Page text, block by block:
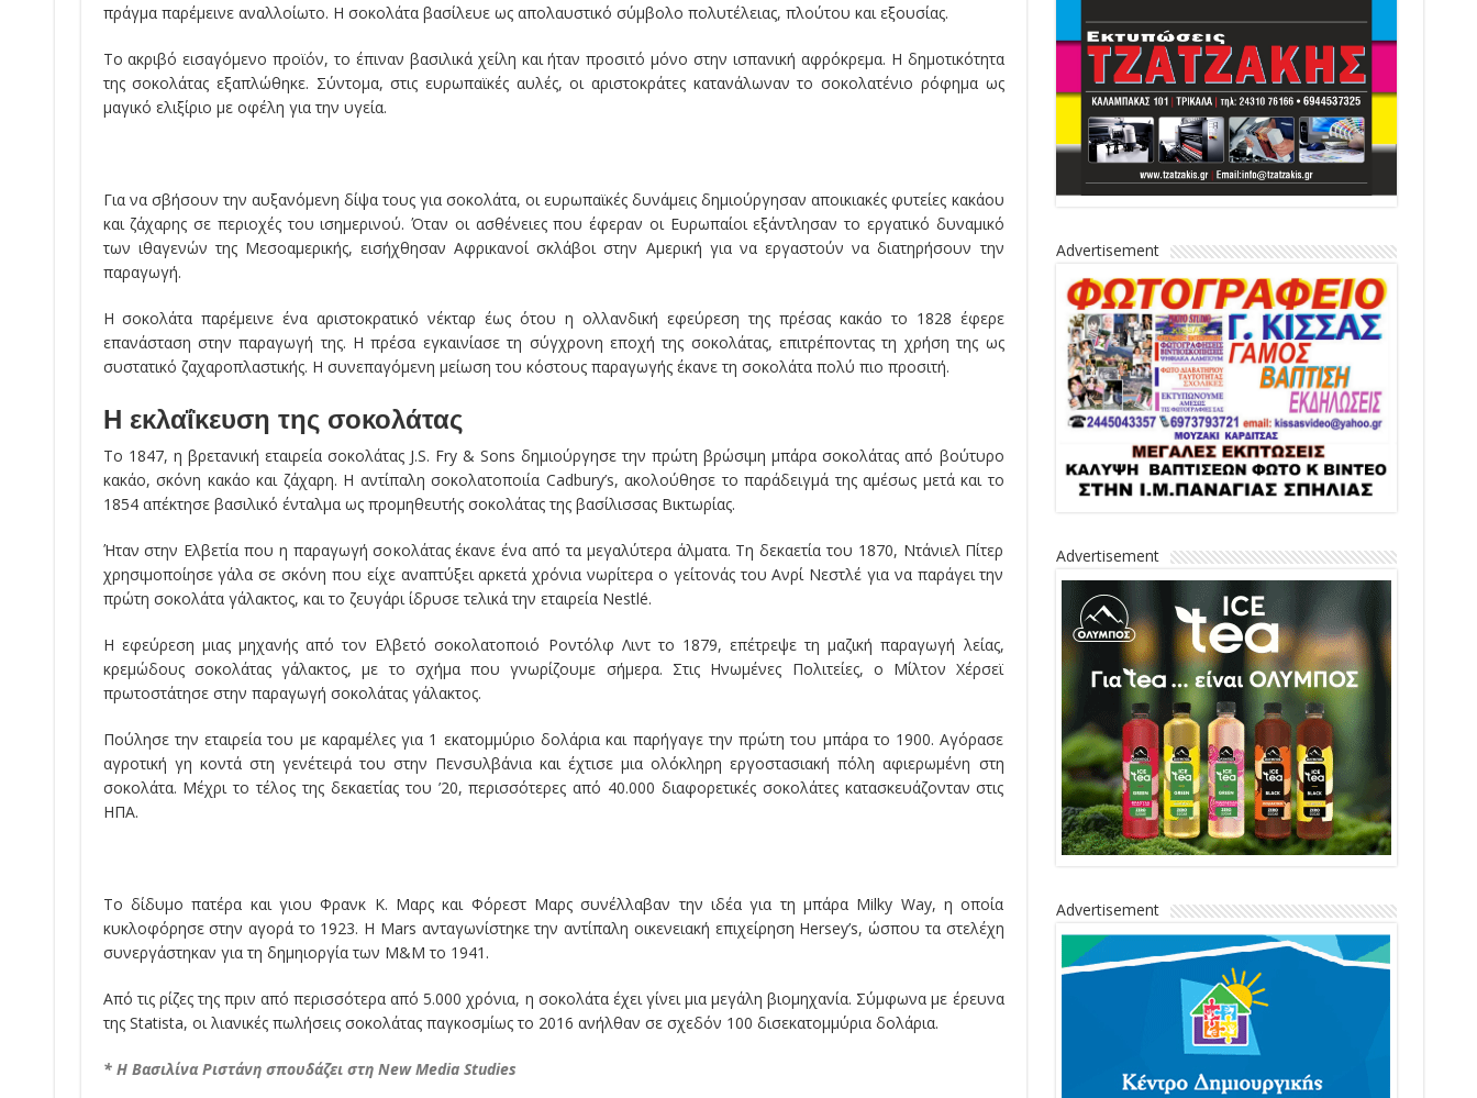
πράγμα παρέμεινε αναλλοίωτο. Η σοκολάτα βασίλευε ως απολαυστικό σύμβολο πολυτέλειας, πλούτου και εξουσίας.
Το ακριβό εισαγόμενο προϊόν, το έπιναν βασιλικά χείλη και ήταν προσιτό μόνο στην ισπανική αφρόκρεμα. Η δημοτικότητα
της σοκολάτας εξαπλώθηκε. Σύντομα, στις ευρωπαϊκές αυλές, οι αριστοκράτες κατανάλωναν το σοκολατένιο ρόφημα ως
μαγικό ελιξίριο με οφέλη για την υγεία.
Για να σβήσουν την αυξανόμενη δίψα τους για σοκολάτα, οι ευρωπαϊκές δυνάμεις δημιούργησαν αποικιακές φυτείες κακάου
και ζάχαρης σε περιοχές του ισημερινού. Όταν οι ασθένειες που έφεραν οι Ευρωπαίοι εξάντλησαν το εργατικό δυναμικό
των ιθαγενών της Μεσοαμερικής, εισήχθησαν Αφρικανοί σκλάβοι στην Αμερική για να εργαστούν να διατηρήσουν την
παραγωγή.
Η σοκολάτα παρέμεινε ένα αριστοκρατικό νέκταρ έως ότου η ολλανδική εφεύρεση της πρέσας κακάο το 1828 έφερε
επανάσταση στην παραγωγή της. Η πρέσα εγκαινίασε τη σύγχρονη εποχή της σοκολάτας, επιτρέποντας τη χρήση της ως
συστατικό ζαχαροπλαστικής. Η συνεπαγόμενη μείωση του κόστους παραγωγής έκανε τη σοκολάτα πολύ πιο προσιτή.
Η εκλαΐκευση της σοκολάτας
Το 1847, η βρετανική εταιρεία σοκολάτας J.S. Fry & Sons δημιούργησε την πρώτη βρώσιμη μπάρα σοκολάτας από βούτυρο
κακάο, σκόνη κακάο και ζάχαρη. Η αντίπαλη σοκολατοποιία Cadbury’s, ακολούθησε το παράδειγμά της αμέσως μετά και το
1854 απέκτησε βασιλικό ένταλμα ως προμηθευτής σοκολάτας της βασίλισσας Βικτωρίας.
Ήταν στην Ελβετία που η παραγωγή σοκολάτας έκανε ένα από τα μεγαλύτερα άλματα. Τη δεκαετία του 1870, Ντάνιελ Πίτερ
χρησιμοποίησε γάλα σε σκόνη που είχε αναπτύξει αρκετά χρόνια νωρίτερα ο γείτονάς του Ανρί Νεστλέ για να παράγει την
πρώτη σοκολάτα γάλακτος, και το ζευγάρι ίδρυσε τελικά την εταιρεία Nestlé.
Η εφεύρεση μιας μηχανής από τον Ελβετό σοκολατοποιό Ροντόλφ Λιντ το 1879, επέτρεψε τη μαζική παραγωγή λείας,
κρεμώδους σοκολάτας γάλακτος, με το σχήμα που γνωρίζουμε σήμερα. Στις Ηνωμένες Πολιτείες, ο Μίλτον Χέρσεϊ
πρωτοστάτησε στην παραγωγή σοκολάτας γάλακτος.
Πούλησε την εταιρεία του με καραμέλες για 1 εκατομμύριο δολάρια και παρήγαγε την πρώτη του μπάρα το 1900. Αγόρασε
αγροτική γη κοντά στη γενέτειρά του στην Πενσυλβάνια και έχτισε μια ολόκληρη εργοστασιακή πόλη αφιερωμένη στη
σοκολάτα. Μέχρι το τέλος της δεκαετίας του ’20, περισσότερες από 40.000 διαφορετικές σοκολάτες κατασκευάζονταν στις
ΗΠΑ.
Το δίδυμο πατέρα και γιου Φρανκ Κ. Μαρς και Φόρεστ Μαρς συνέλλαβαν την ιδέα για τη μπάρα Milky Way, η οποία
κυκλοφόρησε στην αγορά το 1923. Η Mars ανταγωνίστηκε την αντίπαλη οικενειακή επιχείρηση Hersey’s, ώσπου τα στελέχη
συνεργάστηκαν για τη δημηιοργία των M&M το 1941.
Από τις ρίζες της πριν από περισσότερα από 5.000 χρόνια, η σοκολάτα έχει γίνει μια μεγάλη βιομηχανία. Σύμφωνα με έρευνα
της Statista, οι λιανικές πωλήσεις σοκολάτας παγκοσμίως το 2016 ανήλθαν σε σχεδόν 100 δισεκατομμύρια δολάρια.
* Η Βασιλίνα Ριστάνη σπουδάζει στη New Media Studies
Advertisement
Advertisement
Advertisement